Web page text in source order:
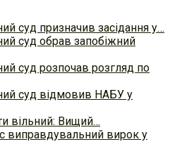
суд призначив засідання у…
суд обрав запобіжний
суд розпочав розгляд по
суд відмовив НАБУ у
вільний: Вищий…
виправдувальний вирок у